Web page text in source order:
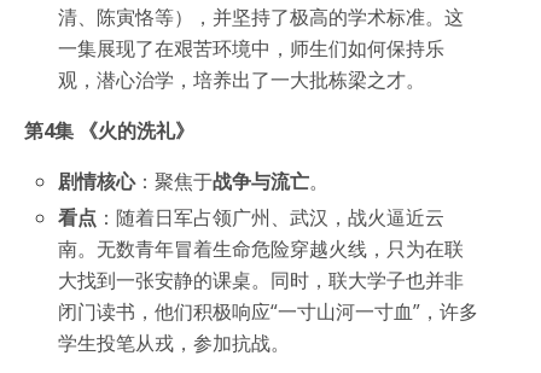
清、陈寅恪等），并坚持了极高的学术标准。这
一集展现了在艰苦环境中，师生们如何保持乐
观，潜心治学，培养出了一大批栋梁之才。
第4集 《火的洗礼》
剧情核心：聚焦于战争与流亡。
看点 ：随着日军占领广州、武汉，战火逼近云
南。无数青年冒着生命危险穿越火线，只为在联
大找到一张安静的课桌。同时，联大学子也并非
闭门读书，他们积极响应“一寸山河一寸血”，许多
学生投笔从戎，参加抗战。